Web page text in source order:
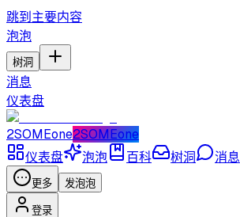
跳到主要内容
泡泡
树洞
消息
仪表盘
2SOMEone2SOMEone
仪表盘
泡泡 百科 树洞 消息
更多 发泡泡
登录